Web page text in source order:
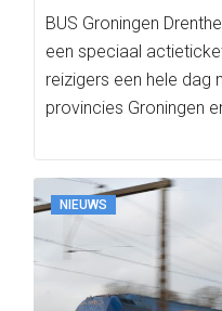
BUS Groningen
een speciaal
reizigers een hele dag
provincies Groningen
NIEUWS